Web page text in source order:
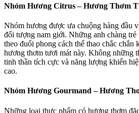
Nhóm Hương Citrus – Hương Thơm
Nhóm hương được ưa chuộng hàng đầu
đối tượng nam giới. Những anh chàng trẻ
theo đuổi phong cách thể thao chắc chắn
hương thơm tươi mát này. Không những
tinh thần tích cực và năng lượng khiến
cao.
Nhóm Hương Gourmand – Hương
Những loại thực phẩm có hương thơm